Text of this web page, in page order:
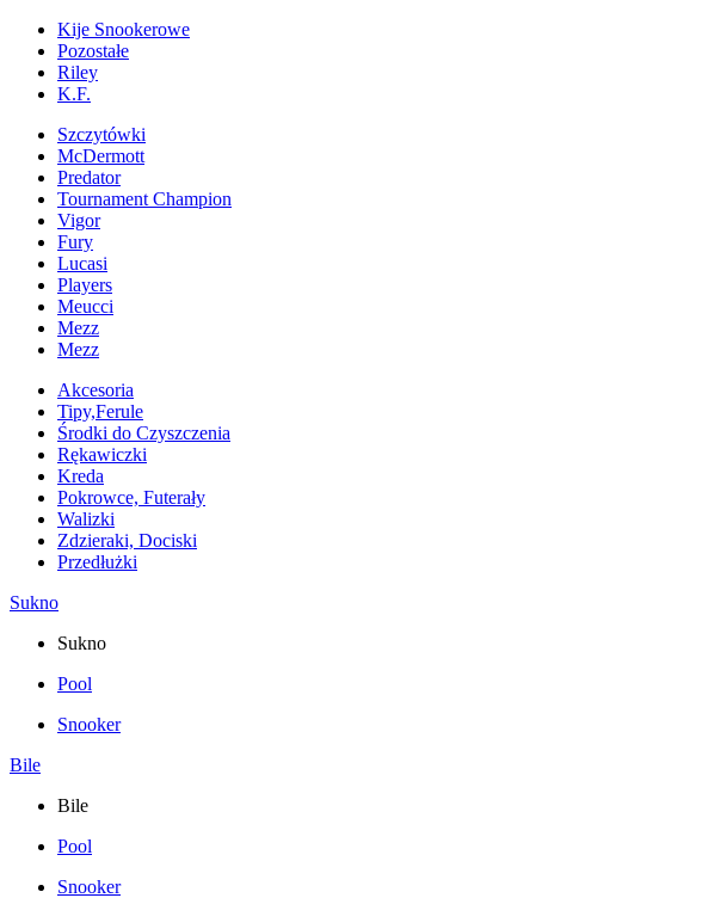
Kije Snookerowe
Pozostałe
Riley
K.F.
Szczytówki
McDermott
Predator
Tournament Champion
Vigor
Fury
Lucasi
Players
Meucci
Mezz
Mezz
Akcesoria
Tipy,Ferule
Środki do Czyszczenia
Rękawiczki
Kreda
Pokrowce, Futerały
Walizki
Zdzieraki, Dociski
Przedłużki
Sukno
Sukno
Pool
Snooker
Bile
Bile
Pool
Snooker